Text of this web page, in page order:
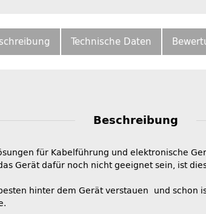
Technische Daten
Beschreibung
für Kabelführung und elektronische
Gerät dafür noch nicht geeignet sein, ist
hinter dem Gerät verstauen und